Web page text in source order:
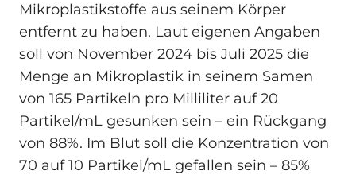
Mikroplastikstoffe aus seinem Körper
entfernt zu haben. Laut eigenen Angaben
soll von November 2024 bis Juli 2025 die
Menge an Mikroplastik in seinem Samen
von 165 Partikeln pro Milliliter auf 20
Partikel/mL gesunken sein – ein Rückgang
von 88%. Im Blut soll die Konzentration von
70 auf 10 Partikel/mL gefallen sein – 85%